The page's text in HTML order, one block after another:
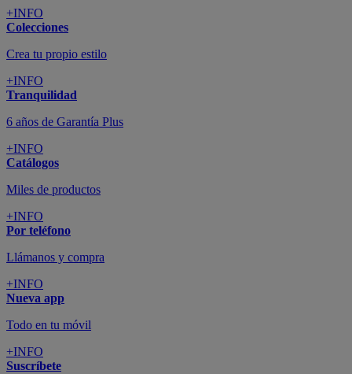
+INFO
Colecciones
Crea tu propio estilo
+INFO
Tranquilidad
6 años de Garantía Plus
+INFO
Catálogos
Miles de productos
+INFO
Por teléfono
Llámanos y compra
+INFO
Nueva app
Todo en tu móvil
+INFO
Suscríbete